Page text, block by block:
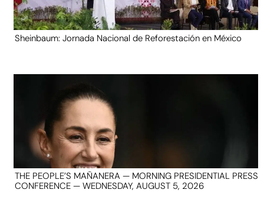
Sheinbaum: Jornada Nacional de Reforestación en México
THE PEOPLE’S MAÑANERA — MORNING PRESIDENTIAL PRESS
CONFERENCE — WEDNESDAY, AUGUST 5, 2026